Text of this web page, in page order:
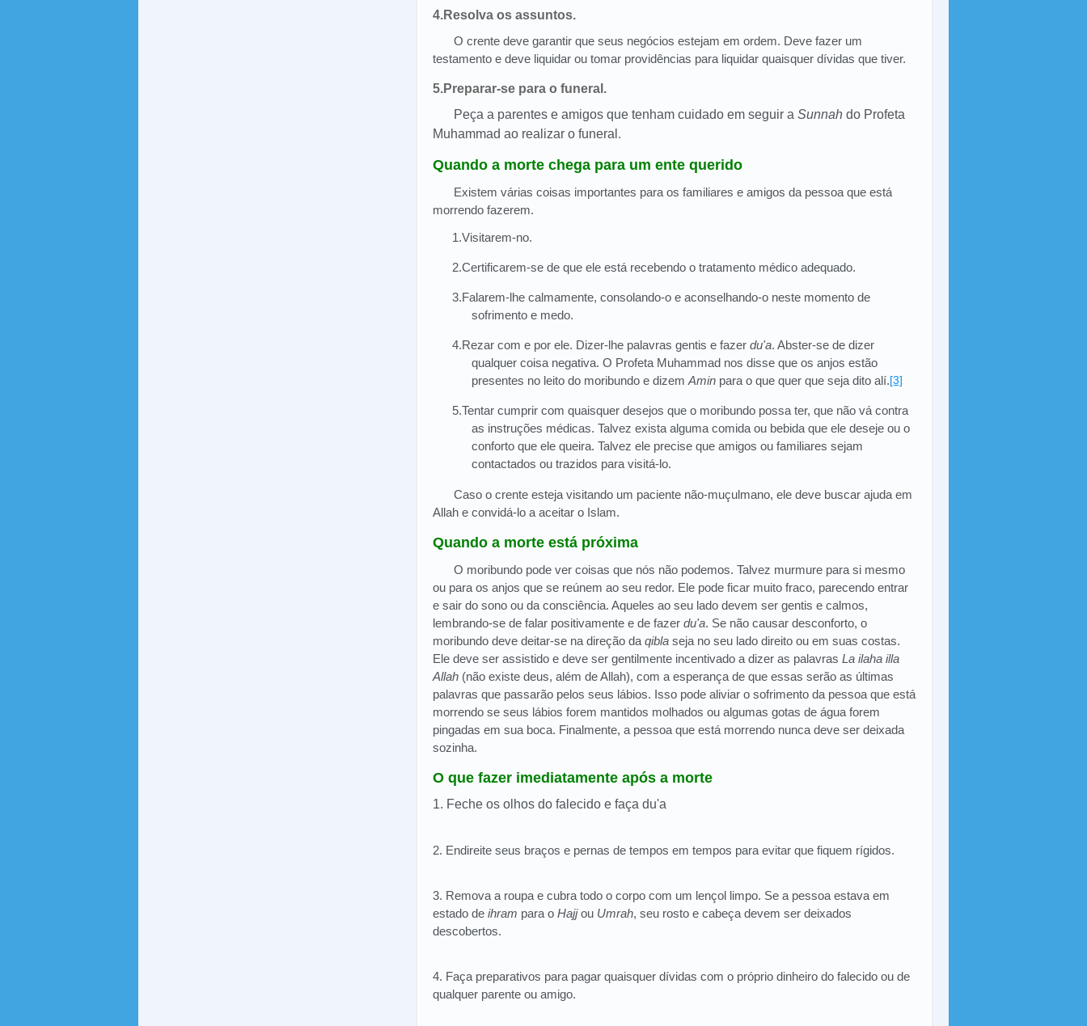
4.Resolva os assuntos.
O crente deve garantir que seus negócios estejam em ordem. Deve fazer um
testamento e deve liquidar ou tomar providências para liquidar quaisquer dívidas que tiver.
5.Preparar-se para o funeral.
Peça a parentes e amigos que tenham cuidado em seguir aSunnahdo Profeta
Muhammad ao realizar o funeral .
Quando a morte chega para um ente querido
Existem várias coisas importantes para os familiares e amigos da pessoa que está
morrendo fazerem.
1.Visitarem-no.
2.Certificarem-se de que ele está recebendo o tratamento médico adequado.
3.Falarem-lhe calmamente, consolando-o e aconselhando-o neste momento de
sofrimento e medo.
4.Rezar com e por ele. Dizer-lhe palavras gentis e fazer du'a. Abster-se de dizer
qualquer coisa negativa. O Profeta Muhammad nos disse que os anjos estão
presentes no leito do moribundo e dizem Amin para o que quer que seja dito alí.[3]
5.Tentar cumprir com quaisquer desejos que o moribundo possa ter, que não vá contra
as instruções médicas. Talvez exista alguma comida ou bebida que ele deseje ou o
conforto que ele queira. Talvez ele precise que amigos ou familiares sejam
contactados ou trazidos para visitá-lo.
Caso o crente esteja visitando um paciente não-muçulmano, ele deve buscar ajuda em
Allah e convidá-lo a aceitar o Islam.
Quando a morte está próxima
O moribundo pode ver coisas que nós não podemos. Talvez murmure para si mesmo
ou para os anjos que se reúnem ao seu redor. Ele pode ficar muito fraco, parecendo entrar
e sair do sono ou da consciência. Aqueles ao seu lado devem ser gentis e calmos,
lembrando-se de falar positivamente e de fazer du'a. Se não causar desconforto, o
moribundo deve deitar-se na direção da qibla seja no seu lado direito ou em suas costas.
Ele deve ser assistido e deve ser gentilmente incentivado a dizer as palavras La ilaha illa
Allah (não existe deus, além de Allah), com a esperança de que essas serão as últimas
palavras que passarão pelos seus lábios. Isso pode aliviar o sofrimento da pessoa que está
morrendo se seus lábios forem mantidos molhados ou algumas gotas de água forem
pingadas em sua boca. Finalmente, a pessoa que está morrendo nunca deve ser deixada
sozinha.
O que fazer imediatamente após a morte
1. Feche os olhos do falecido e faça du'a
2. Endireite seus braços e pernas de tempos em tempos para evitar que fiquem rígidos.
3. Remova a roupa e cubra todo o corpo com um lençol limpo. Se a pessoa estava em
estado de ihram para o Hajjou Umrah, seu rosto e cabeça devem ser deixados
descobertos.
4. Faça preparativos para pagar quaisquer dívidas com o próprio dinheiro do falecido ou de
qualquer parente ou amigo.